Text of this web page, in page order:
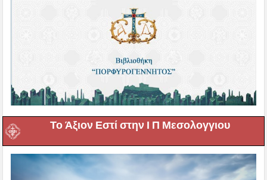
Το Άξιον Εστί στην Ι Π Μεσολογγιου